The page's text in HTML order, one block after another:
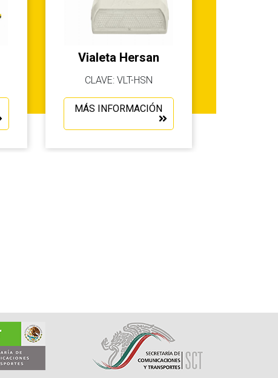
Vialeta Hersan
CLAVE: VLT-HSN
MÁS INFORMACIÓN